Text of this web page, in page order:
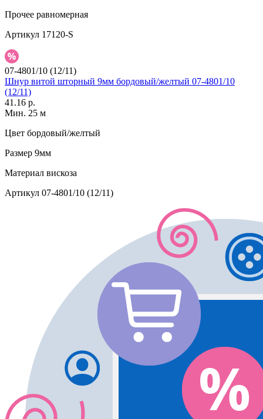
Прочее равномерная
Артикул 17120-S
07-4801/10 (12/11)
Шнур витой шторный 9мм бордовый/желтый 07-4801/10
(12/11)
41.16 р.
Мин. 25 м
Цвет бордовый/желтый
Размер 9мм
Материал вискоза
Артикул 07-4801/10 (12/11)